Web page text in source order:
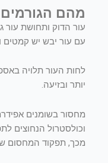
מהם
עור הדוק ותחושת עור
עם עור יבש יש קמטים
לחות העור תלויה
יותר ובזיעה.
מחסור בשומנים
וכולסטרול הנחוצים
מכך, תפקוד המחסום